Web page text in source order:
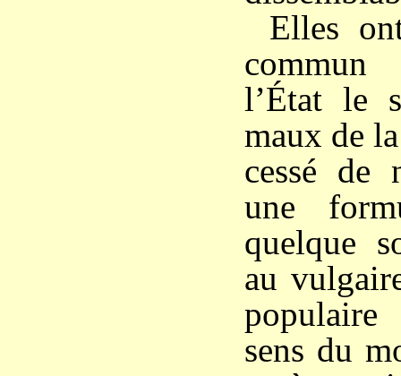
Elles
l’État le
maux de
cessé de
une
quelque
au
sens du